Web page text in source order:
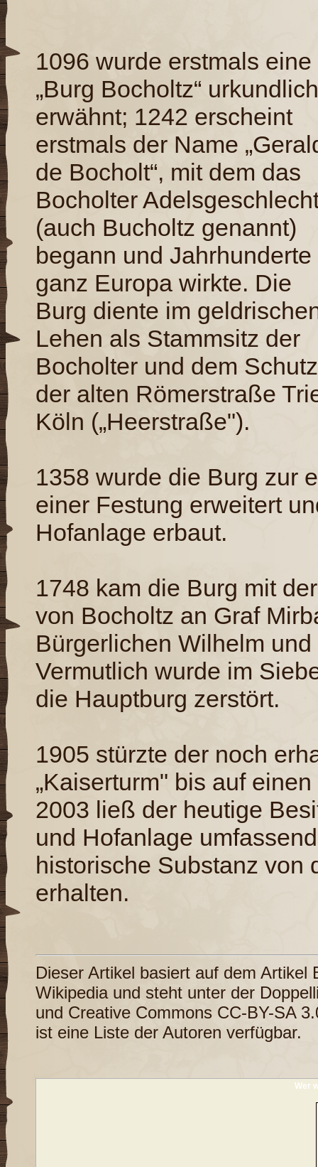
1096 wurde erstmals eine
„Burg Bocholtz“ urkundlich
erwähnt; 1242 erscheint
erstmals der Name
de Bocholt“, mit dem das
Bocholter
(auch Bucholtz genannt)
begann und Jahrhunderte
ganz Europa wirkte. Die
Burg diente im
Lehen als Stammsitz der
Bocholter und dem Schutz
der alten Römerstraße
Köln („Heerstraße").
1358 wurde die Burg zur
einer Festung erweitert
Hofanlage erbaut.
1748 kam die Burg mit
von Bocholtz an Graf
Bürgerlichen Wilhelm
Vermutlich wurde im
die Hauptburg zerstört.
1905 stürzte der noch
„Kaiserturm" bis auf
2003 ließ der heutige
und Hofanlage
historische Substanz von
erhalten.
Dieser Artikel basiert auf dem Artikel
Wikipediaund steht unter der
und Creative Commons CC-BY-SA
ist eine Liste der Autoren verfügbar.
Wer